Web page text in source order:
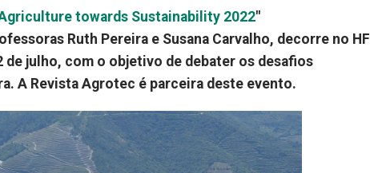
towards Sustainability 2022"
Ruth Pereira e Susana Carvalho, decorre no HF
de julho, com o objetivo de debater os desafios
A Revista Agrotec é parceira deste evento.